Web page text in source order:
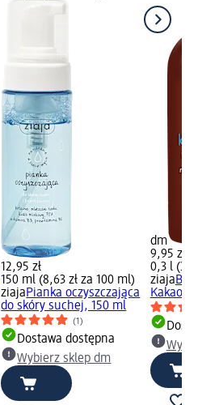
12,95 zł
150 ml (8,63 zł za 100 ml)
ziajaPianka oczyszczająca
do skóry suchej, 150 ml
(1)
Dostawa dostępna
Wybierz sklep dm
dm
9,95 zł
0,3 l
ziaja